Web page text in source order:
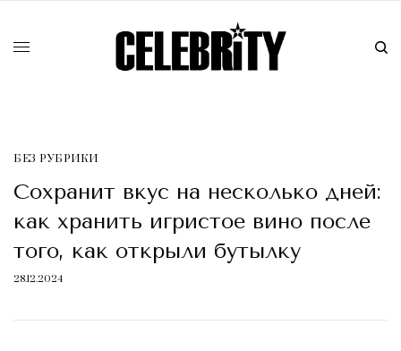
БЕЗ РУБРИКИ
Сохранит вкус на несколько дней:
как хранить игристое вино после
того, как открыли бутылку
28.12.2024